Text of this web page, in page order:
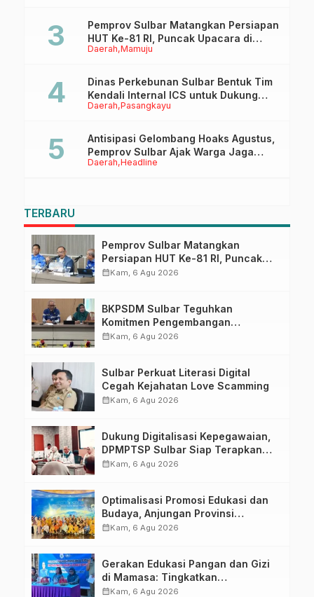
Daerah Mamuju
Pemprov Sulbar Matangkan Persiapan
HUT Ke-81 RI, Puncak Upacara di
Lapangan Ahmad Kirang
Daerah Pasangkayu
Dinas Perkebunan Sulbar Bentuk Tim
Kendali Internal ICS untuk Dukung
Sertifikasi ISPO Pekebun di
Daerah Headline
Antisipasi Gelombang Hoaks Agustus,
Pemprov Sulbar Ajak Warga Jaga
Ruang Digital
TERBARU
Pemprov Sulbar Matangkan
Persiapan HUT Ke-81 RI, Puncak
Upacara di Lapangan Ahmad
calendar_monthKam, 6 Agu 2026
BKPSDM Sulbar Teguhkan
Komitmen Pengembangan
Kompetensi ASN melalui
calendar_monthKam, 6 Agu 2026
Sulbar Perkuat Literasi Digital
Cegah Kejahatan Love Scamming
calendar_monthKam, 6 Agu 2026
Dukung Digitalisasi Kepegawaian,
DPMPTSP Sulbar Siap Terapkan
Aplikasi FLEKSI ASN
calendar_monthKam, 6 Agu 2026
Optimalisasi Promosi Edukasi dan
Budaya, Anjungan Provinsi
Sulawesi Barat Perkuat Kolaborasi
calendar_monthKam, 6 Agu 2026
Gerakan Edukasi Pangan dan Gizi
di Mamasa: Tingkatkan
Pengetahuan dan Keterampilan
calendar_monthKam, 6 Agu 2026